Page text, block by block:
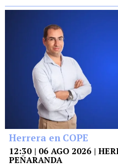
Herrera en COPE
12:30 | 06 AGO 2026 |
PEÑARANDA